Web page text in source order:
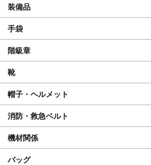
装備品
手袋
階級章
靴
帽子・ヘルメット
消防・救急ベルト
機材関係
バッグ